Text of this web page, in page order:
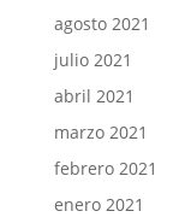
agosto 2021
julio 2021
abril 2021
marzo 2021
febrero 2021
enero 2021